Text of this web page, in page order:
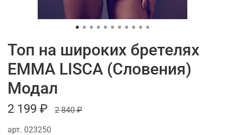
арт. 023250
Топ на широких бретелях
EMMA LISCA (Словения)
Модал
2 199 ₽ 2 840 ₽